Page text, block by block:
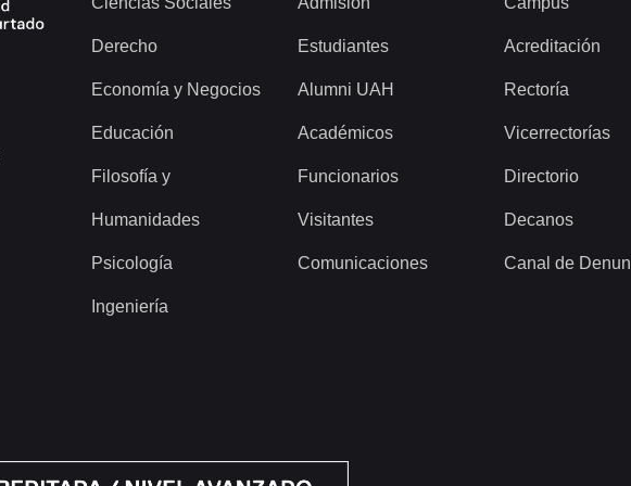
Derecho
Economía y Negocios
Educación
Filosofía y
Humanidades
Psicología
Ingeniería
Estudiantes
Alumni UAH
Académicos
Funcionarios
Visitantes
Comunicaciones
Acreditación
Rectoría
Vicerrectorías
Directorio
Decanos
Canal de